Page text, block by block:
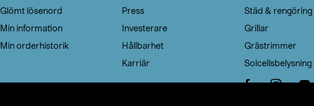
Glömt lösenord
Min information
Min orderhistorik
Press
Investerare
Hållbarhet
Karriär
Städ & rengöring
Grillar
Grästrimmer
Solcellsbelysning